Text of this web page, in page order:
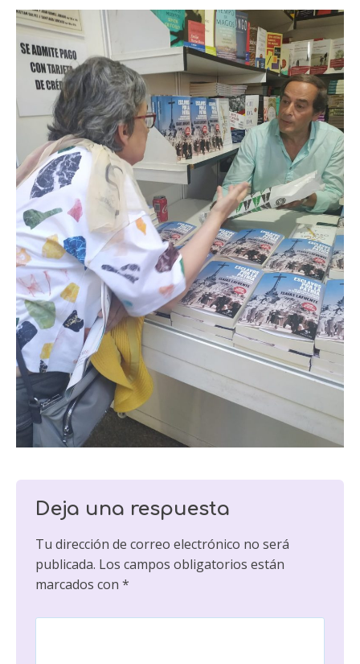
Deja una respuesta
Tu dirección de correo electrónico no será
publicada. Los campos obligatorios están
marcados con *